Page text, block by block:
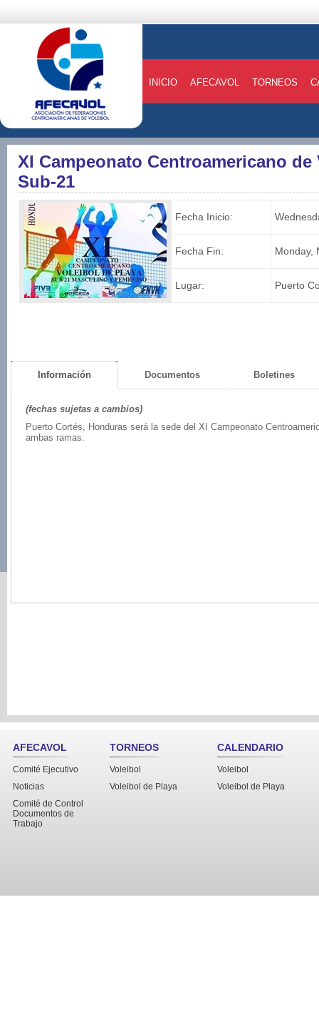
INICIO AFECAVOL TORNEOS
XI Campeonato Centroamericano
Sub-21
Fecha Inicio:
Fecha Fin: Monday,
Lugar: Puerto
Información Documentos Boletines
(fechas sujetas a cambios)
Puerto Cortés, Honduras será la sede del XI Campeonato
ambas ramas.
AFECAVOL
Comité Ejecutivo
Noticias
Comité de Control
Documentos de
Trabajo
TORNEOS
Voleibol
Voleibol de Playa
CALENDARIO
Voleibol
Voleibol de Playa